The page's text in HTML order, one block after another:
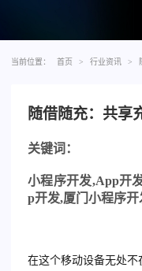
当前位置： 首页 > 行业资讯 >
随借随充：共享
关键词：
小程序开发,App开
p开发,厦门小程序开
在这个移动设备无处